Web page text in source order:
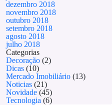
dezembro 2018
novembro 2018
outubro 2018
setembro 2018
agosto 2018
julho 2018
Categorias
Decoração (2)
Dicas (10)
Mercado Imobiliário (13)
Noticias (21)
Novidade (45)
Tecnologia (6)